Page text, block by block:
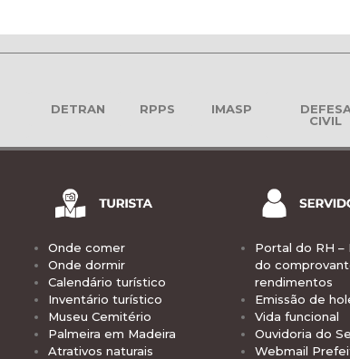
DETRAN RPPS IMASP
CIVIL
Onde comer
Onde dormir
Calendário turístico
Inventário turístico
Museu Cemitério
Palmeira em Madeira
Atrativos naturais
Portal do RH –
do
rendimentos
Emissão de
Vida funcional
Ouvidoria do
Webmail